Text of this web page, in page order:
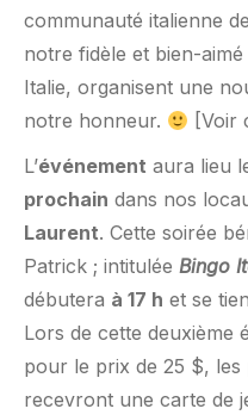
communauté italienne
notre fidèle et bien-
Italie, organisent une
notre honneur.
[Voir
L’événement aura lieu
prochain dans nos
Laurent. Cette soirée
Patrick ; intitulée Bingo
débutera à 17 h et se
Lors de cette deuxième
pour le prix de 25 $, les
recevront une carte de